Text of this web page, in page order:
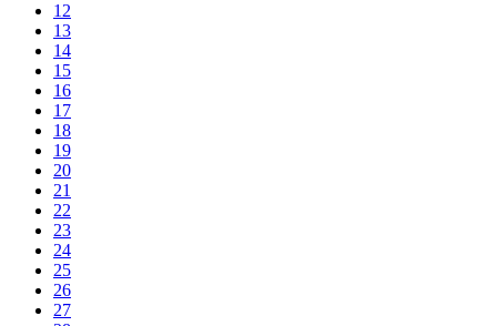
12
13
14
15
16
17
18
19
20
21
22
23
24
25
26
27